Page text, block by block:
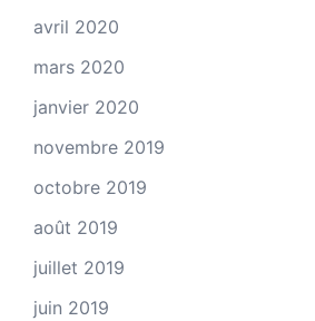
avril 2020
mars 2020
janvier 2020
novembre 2019
octobre 2019
août 2019
juillet 2019
juin 2019